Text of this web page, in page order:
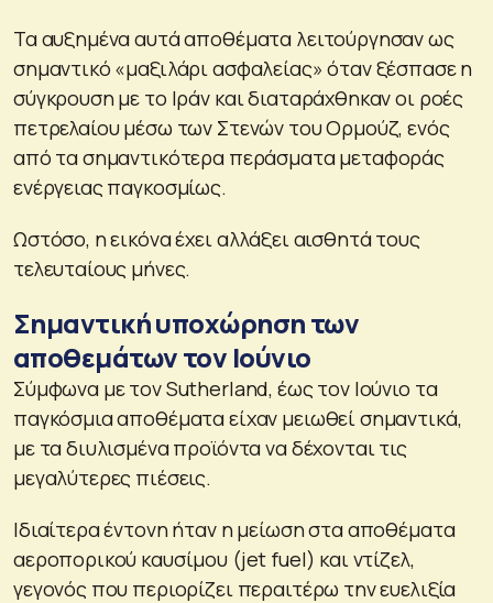
Τα αυξημένα αυτά αποθέματα λειτούργησαν ως
σημαντικό «μαξιλάρι ασφαλείας» όταν ξέσπασε η
σύγκρουση με το Ιράν και διαταράχθηκαν οι ροές
πετρελαίου μέσω των Στενών του Ορμούζ, ενός
από τα σημαντικότερα περάσματα μεταφοράς
ενέργειας παγκοσμίως.
Ωστόσο, η εικόνα έχει αλλάξει αισθητά τους
τελευταίους μήνες.
Σημαντική υποχώρηση των
αποθεμάτων τον Ιούνιο
Σύμφωνα με τον Sutherland, έως τον Ιούνιο τα
παγκόσμια αποθέματα είχαν μειωθεί σημαντικά,
με τα διυλισμένα προϊόντα να δέχονται τις
μεγαλύτερες πιέσεις.
Ιδιαίτερα έντονη ήταν η μείωση στα αποθέματα
αεροπορικού καυσίμου (jet fuel) και ντίζελ,
γεγονός που περιορίζει περαιτέρω την ευελιξία